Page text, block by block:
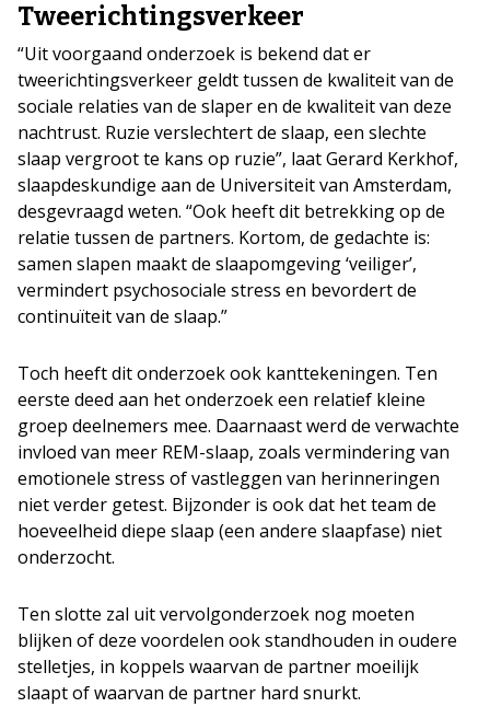
Tweerichtingsverkeer
“Uit voorgaand onderzoek is bekend dat er
tweerichtingsverkeer geldt tussen de kwaliteit van de
sociale relaties van de slaper en de kwaliteit van deze
nachtrust. Ruzie verslechtert de slaap, een slechte
slaap vergroot te kans op ruzie”, laat Gerard Kerkhof,
slaapdeskundige aan de Universiteit van Amsterdam,
desgevraagd weten. “Ook heeft dit betrekking op de
relatie tussen de partners. Kortom, de gedachte is:
samen slapen maakt de slaapomgeving ‘veiliger’,
vermindert psychosociale stress en bevordert de
continuïteit van de slaap.”
Toch heeft dit onderzoek ook kanttekeningen. Ten
eerste deed aan het onderzoek een relatief kleine
groep deelnemers mee. Daarnaast werd de verwachte
invloed van meer REM-slaap, zoals vermindering van
emotionele stress of vastleggen van herinneringen
niet verder getest. Bijzonder is ook dat het team de
hoeveelheid diepe slaap (een andere slaapfase) niet
onderzocht.
Ten slotte zal uit vervolgonderzoek nog moeten
blijken of deze voordelen ook standhouden in oudere
stelletjes, in koppels waarvan de partner moeilijk
slaapt of waarvan de partner hard snurkt.